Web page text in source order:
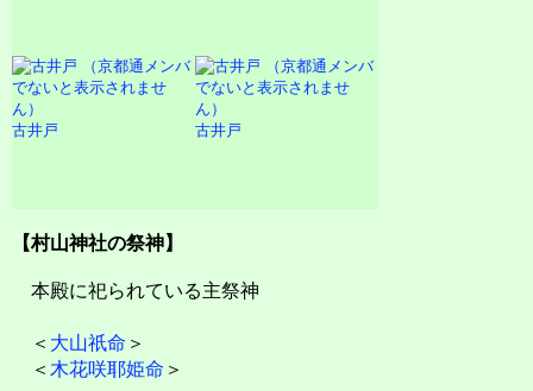
古井戸 古井戸
【村山神社の祭神】
本殿に祀られている主祭神
＜ 大山祇命 ＞
＜ 木花咲耶姫命 ＞